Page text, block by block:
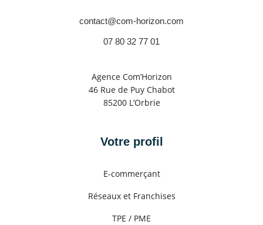
contact@com-horizon.com
07 80 32 77 01
Agence Com’Horizon
46 Rue de Puy Chabot
85200 L’Orbrie
Votre profil
E-commerçant
Réseaux et Franchises
TPE / PME